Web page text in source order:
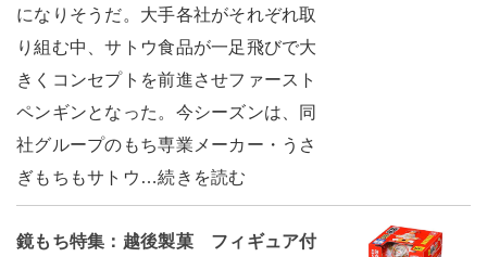
になりそうだ。大手各社がそれぞれ取
り組む中、サトウ食品が一足飛びで大
きくコンセプトを前進させファースト
ペンギンとなった。今シーズンは、同
社グループのもち専業メーカー・うさ
ぎもちもサトウ…続きを読む
鏡もち特集：越後製菓 フィギュア付